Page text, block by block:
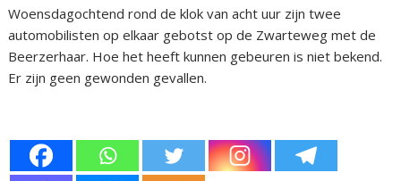
Woensdagochtend rond de klok van acht uur zijn twee
automobilisten op elkaar gebotst op de Zwarteweg met de
Beerzerhaar. Hoe het heeft kunnen gebeuren is niet bekend.
Er zijn geen gewonden gevallen.